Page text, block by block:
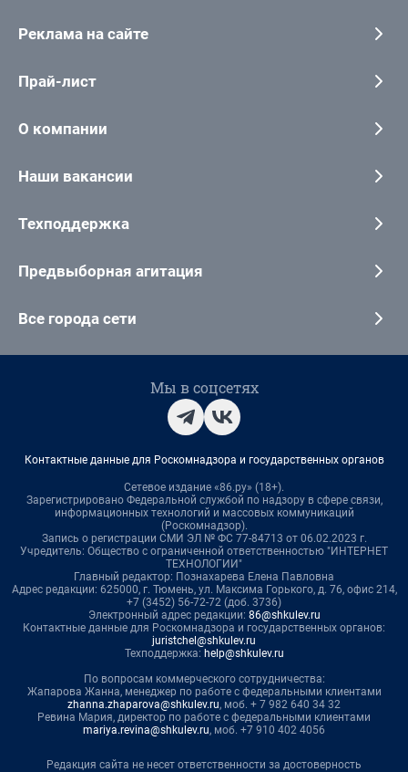
Реклама на сайте
Прай-лист
О компании
Наши вакансии
Техподдержка
Предвыборная агитация
Все города сети
Мы в соцсетях
Контактные данные для Роскомнадзора и государственных органов
Сетевое издание «86.ру» (18+).
Зарегистрировано Федеральной службой по надзору в сфере связи,
информационных технологий и массовых коммуникаций
(Роскомнадзор).
Запись о регистрации СМИ ЭЛ № ФС 77-84713 от 06.02.2023 г.
Учредитель: Общество с ограниченной ответственностью "ИНТЕРНЕТ
ТЕХНОЛОГИИ"
Главный редактор: Познахарева Елена Павловна
Адрес редакции: 625000, г. Тюмень, ул. Максима Горького, д. 76, офис 214,
+7 (3452) 56-72-72 (доб. 3736)
Электронный адрес редакции: 86@shkulev.ru
Контактные данные для Роскомнадзора и государственных органов:
juristchel@shkulev.ru
Техподдержка: help@shkulev.ru
По вопросам коммерческого сотрудничества:
Жапарова Жанна, менеджер по работе с федеральными клиентами
zhanna.zhaparova@shkulev.ru, моб. + 7 982 640 34 32
Ревина Мария, директор по работе с федеральными клиентами
mariya.revina@shkulev.ru, моб. +7 910 402 4056
Редакция сайта не несет ответственности за достоверность